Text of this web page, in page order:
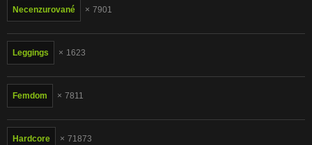
Necenzurované 7901
Leggings 1623
Femdom 7811
Hardcore 71873